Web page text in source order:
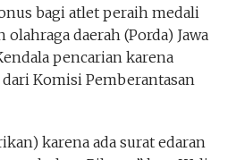
bagi atlet peraih medali
daerah (Porda) Jawa
pencarian karena
Komisi Pemberantasan
karena ada surat edaran